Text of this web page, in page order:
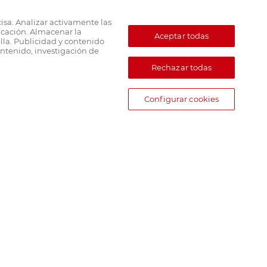
Analizar activamente las
Almacenar la
Publicidad y contenido
investigación de
Aceptar todas
Rechazar todas
Configurar cookies